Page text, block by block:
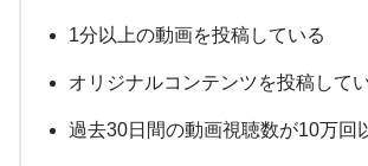
1分以上の動画を投稿している
オリジナルコンテンツを投稿して
過去30日間の動画視聴数が10万回